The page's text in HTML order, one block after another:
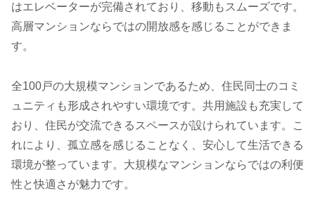
はエレベーターが完備されており、移動もスムーズです。
高層マンションならではの開放感を感じることができま
す。
全100戸の大規模マンションであるため、住民同士のコミ
ュニティも形成されやすい環境です。共用施設も充実して
おり、住民が交流できるスペースが設けられています。こ
れにより、孤立感を感じることなく、安心して生活できる
環境が整っています。大規模なマンションならではの利便
性と快適さが魅力です。